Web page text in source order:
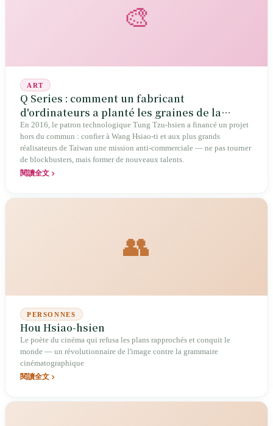
🎨
ART
Q Series : comment un fabricant
d'ordinateurs a planté les graines de la
renaissance du drama taïwanais
En 2016, le patron technologique Tung Tzu-hsien a financé un projet
hors du commun : confier à Wang Hsiao-ti et aux plus grands
réalisateurs de Taïwan une mission anti-commerciale — ne pas tourner
de blockbusters, mais former de nouveaux talents.
閱讀全文
👥
PERSONNES
Hou Hsiao-hsien
Le poète du cinéma qui refusa les plans rapprochés et conquit le
monde — un révolutionnaire de l'image contre la grammaire
cinématographique
閱讀全文